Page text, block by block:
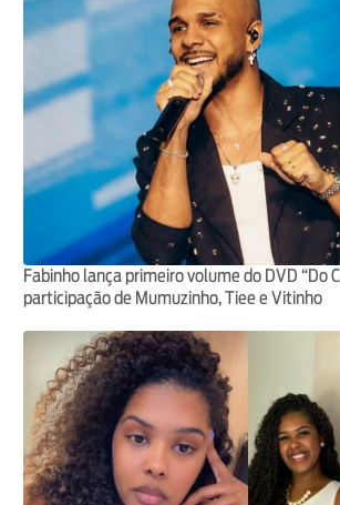
Fabinho lança primeiro volume do DVD “Do
participação de Mumuzinho, Tiee e Vitinho